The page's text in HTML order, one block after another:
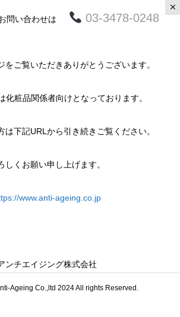
問い合わせは 03-3478-0248
をご覧いただきありがとうございます。
化粧品関係者向けとなっております。
は下記URLから引き続きご覧ください。
しくお願い申し上げます。
www.anti-ageing.co.jp
ンチエイジング株式会社
Ageing Co.,ltd 2024 All rights Reserved.